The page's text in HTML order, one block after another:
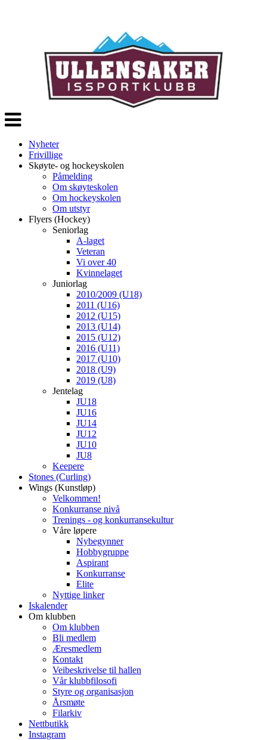
Veksle
navigasjon
Nyheter
Frivillige
Skøyte- og hockeyskolen
Påmelding
Om skøyteskolen
Om hockeyskolen
Om utstyr
Flyers (Hockey)
Seniorlag
A-laget
Veteran
Vi over 40
Kvinnelaget
Juniorlag
2010/2009 (U18)
2011 (U16)
2012 (U15)
2013 (U14)
2015 (U12)
2016 (U11)
2017 (U10)
2018 (U9)
2019 (U8)
Jentelag
JU18
JU16
JU14
JU12
JU10
JU8
Keepere
Stones (Curling)
Wings (Kunstløp)
Velkommen!
Konkurranse nivå
Trenings - og konkurransekultur
Våre løpere
Nybegynner
Hobbygruppe
Aspirant
Konkurranse
Elite
Nyttige linker
Iskalender
Om klubben
Om klubben
Bli medlem
Æresmedlem
Kontakt
Veibeskrivelse til hallen
Vår klubbfilosofi
Styre og organisasjon
Årsmøte
Filarkiv
Nettbutikk
Instagram